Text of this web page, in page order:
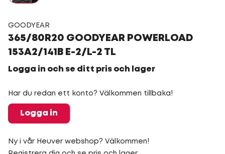
GOODYEAR
365/80R20 GOODYEAR POWERLOAD
153A2/141B E-2/L-2 TL
Logga in och se ditt pris och lager
Har du redan ett konto? Välkommen tillbaka!
Logga in
Ny i vår Heuver webshop? Välkommen!